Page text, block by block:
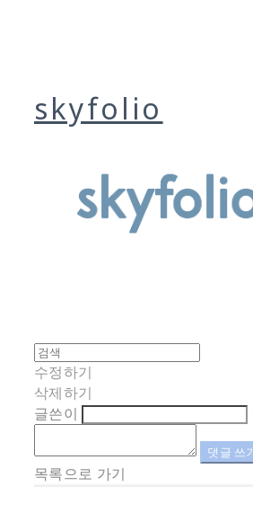
skyfolio
수정하기
삭제하기
글쓴이
댓글 쓰
목록으로 가기